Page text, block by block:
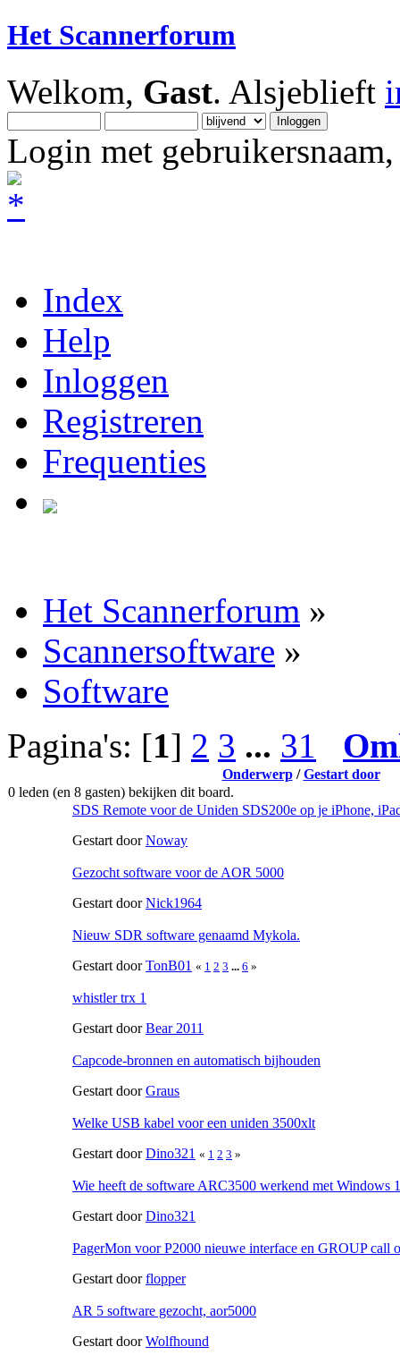
Het Scannerforum
Welkom, Gast. Alsjeblieft
Login met
Index
Help
Inloggen
Registreren
Frequenties
Het Scannerforum »
Scannersoftware »
Software
Pagina's: [1] 2 3 ... 31
Onderwerp/Gestart door
0 leden (en 8 gasten) bekijken dit board.
SDS Remote voor de Uniden SDS200e op je iPhone,
Gestart doorNoway
Gezocht software voor de AOR 5000
Gestart doorNick1964
Nieuw SDR software genaamd Mykola.
Gestart doorTonB01 « 1 2 3 ... 6 »
whistler trx 1
Gestart doorBear 2011
Capcode-bronnen en automatisch bijhouden
Gestart doorGraus
Welke USB kabel voor een uniden 3500xlt
Gestart doorDino321 « 1 2 3 »
Wie heeft de software ARC3500 werkend met Windows
Gestart doorDino321
PagerMon voor P2000 nieuwe interface en GROUP call
Gestart doorflopper
AR 5 software gezocht, aor5000
Gestart doorWolfhound